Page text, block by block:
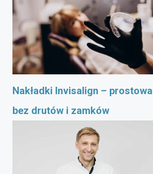
Nakładki Invisalign –
bez drutów i zamków